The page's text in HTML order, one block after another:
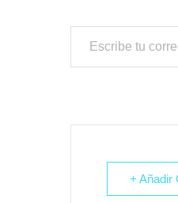
Escribe tu correo electrónico…
+ Añadir